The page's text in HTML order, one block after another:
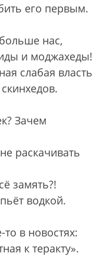
его первым.
нас,
и моджахеды!
слабая власть
Зачем
раскачивать
замять?!
водкой.
в новостях:
к теракту».